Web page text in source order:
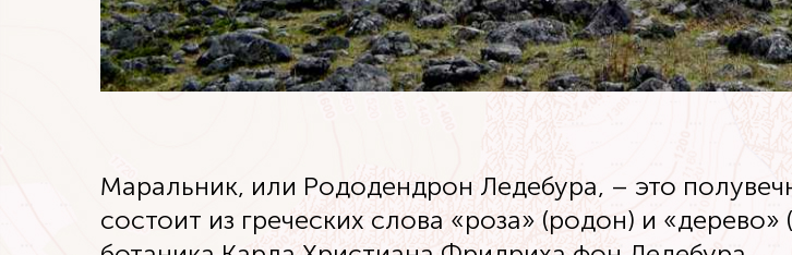
Маральник, или Рододендрон Ледебура, – это
состоит из греческих слова «роза» (родон) и